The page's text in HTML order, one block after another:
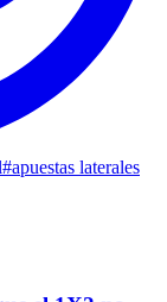
#apuestas laterales